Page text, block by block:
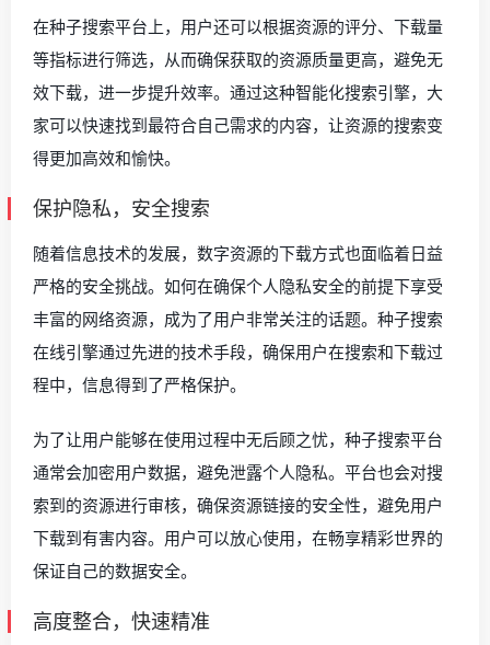
在种子搜索平台上，用户还可以根据资源的评分、下载量
等指标进行筛选，从而确保获取的资源质量更高，避免无
效下载，进一步提升效率。通过这种智能化搜索引擎，大
家可以快速找到最符合自己需求的内容，让资源的搜索变
得更加高效和愉快。
保护隐私，安全搜索
随着信息技术的发展，数字资源的下载方式也面临着日益
严格的安全挑战。如何在确保个人隐私安全的前提下享受
丰富的网络资源，成为了用户非常关注的话题。种子搜索
在线引擎通过先进的技术手段，确保用户在搜索和下载过
程中，信息得到了严格保护。
为了让用户能够在使用过程中无后顾之忧，种子搜索平台
通常会加密用户数据，避免泄露个人隐私。平台也会对搜
索到的资源进行审核，确保资源链接的安全性，避免用户
下载到有害内容。用户可以放心使用，在畅享精彩世界的
保证自己的数据安全。
高度整合，快速精准